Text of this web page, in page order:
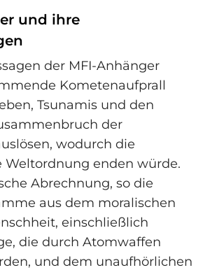
und ihre
der MFI-Anhänger
Kometenaufprall
Tsunamis und den
der
wodurch die
Weltordnung enden würde.
Abrechnung, so die
aus dem moralischen
einschließlich
die durch Atomwaffen
und dem unaufhörlichen